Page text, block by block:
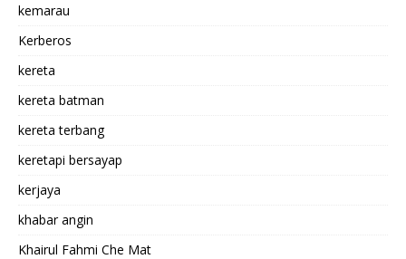
kemarau
Kerberos
kereta
kereta batman
kereta terbang
keretapi bersayap
kerjaya
khabar angin
Khairul Fahmi Che Mat